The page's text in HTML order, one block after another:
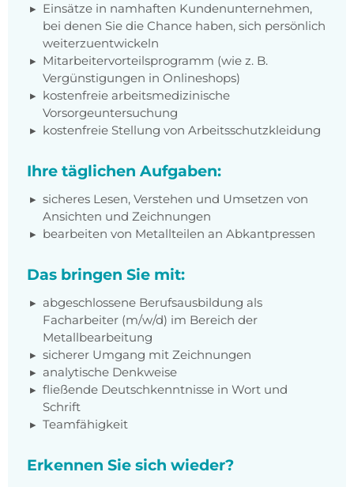
Einsätze in namhaften Kundenunternehmen,
bei denen Sie die Chance haben, sich persönlich
weiterzuentwickeln
Mitarbeitervorteilsprogramm (wie z. B.
Vergünstigungen in Onlineshops)
kostenfreie arbeitsmedizinische
Vorsorgeuntersuchung
kostenfreie Stellung von Arbeitsschutzkleidung
Ihre täglichen Aufgaben:
sicheres Lesen, Verstehen und Umsetzen von
Ansichten und Zeichnungen
bearbeiten von Metallteilen an Abkantpressen
Das bringen Sie mit:
abgeschlossene Berufsausbildung als
Facharbeiter (m/w/d) im Bereich der
Metallbearbeitung
sicherer Umgang mit Zeichnungen
analytische Denkweise
fließende Deutschkenntnisse in Wort und
Schrift
Teamfähigkeit
Erkennen Sie sich wieder?